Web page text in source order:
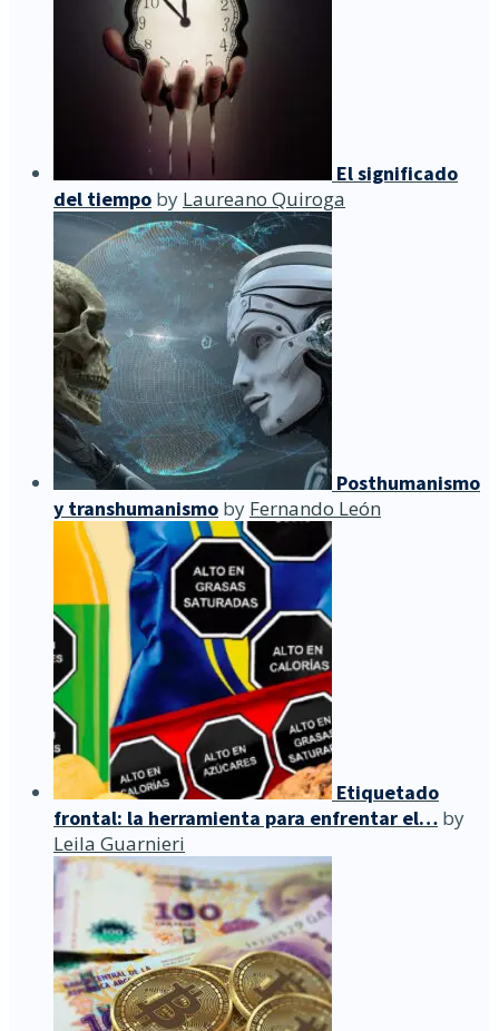
El significado
del tiempo by Laureano Quiroga
Posthumanismo
y transhumanismo by Fernando León
Etiquetado
frontal: la herramienta para enfrentar el… by
Leila Guarnieri